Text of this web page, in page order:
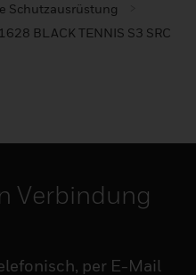
Schutzausrüstung
1628 BLACK TENNIS S3 SRC
Verbindung
per E-Mail